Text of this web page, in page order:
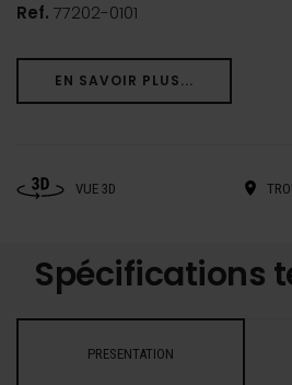
Ref. 77202-0101
EN SAVOIR PLUS...
VUE 3D
Spécifications
PRESENTATION